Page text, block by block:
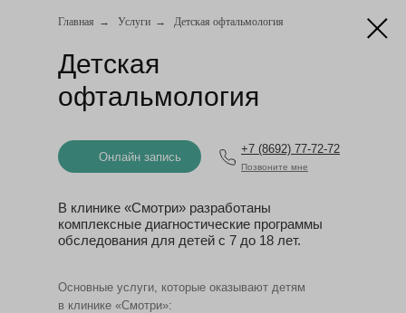
Главная → Услуги → Детская офтальмология
Детская
офтальмология
Онлайн запись
Позвоните мне
+7 (8692) 77-72-72
В клинике «Смотри» разработаны
комплексные диагностические программы
обследования для детей с 7 до 18 лет.
Основные услуги, которые оказывают детям
в клинике «Смотри»: